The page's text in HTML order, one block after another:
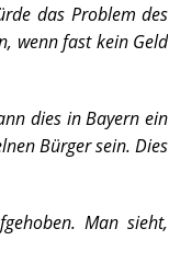
das Problem des
wenn fast kein Geld
dies in Bayern ein
Bürger sein. Dies
Man sieht,